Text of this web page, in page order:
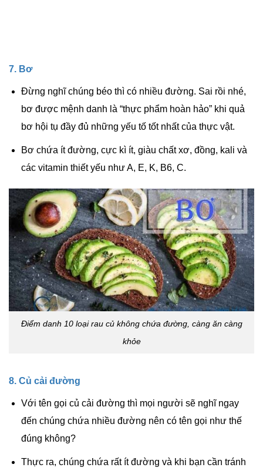
7. Bơ
Đừng nghĩ chúng béo thì có nhiều đường. Sai rồi nhé,
bơ được mệnh danh là “thực phẩm hoàn hảo” khi quả
bơ hội tụ đầy đủ những yếu tố tốt nhất của thực vật.
Bơ chứa ít đường, cực kì ít, giàu chất xơ, đồng, kali và
các vitamin thiết yếu như A, E, K, B6, C.
Điểm danh 10 loại rau củ không chứa đường, càng ăn càng
khỏe
8. Củ cải đường
Với tên gọi củ cải đường thì mọi người sẽ nghĩ ngay
đến chúng chứa nhiều đường nên có tên gọi như thế
đúng không?
Thực ra, chúng chứa rất ít đường và khi bạn cần tránh